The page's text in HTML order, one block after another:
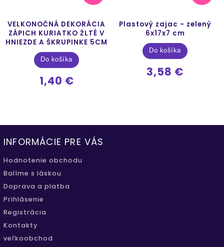
VELKONOČNÁ DEKORÁCIA
ZÁPICH KURIATKO ŽLTÉ V
HNIEZDE A ŠKRUPINKE 5CM
1,40 €
Do košíka
Plastový zajac - zelený
6x17x7 cm
3,58 €
Do košíka
INFORMÁCIE PRE VÁS
Hodnotenie obchodu
Balíme s láskou
Doprava a platba
Prihlásenie
Registrácia
Kontakty
veľkoobchod